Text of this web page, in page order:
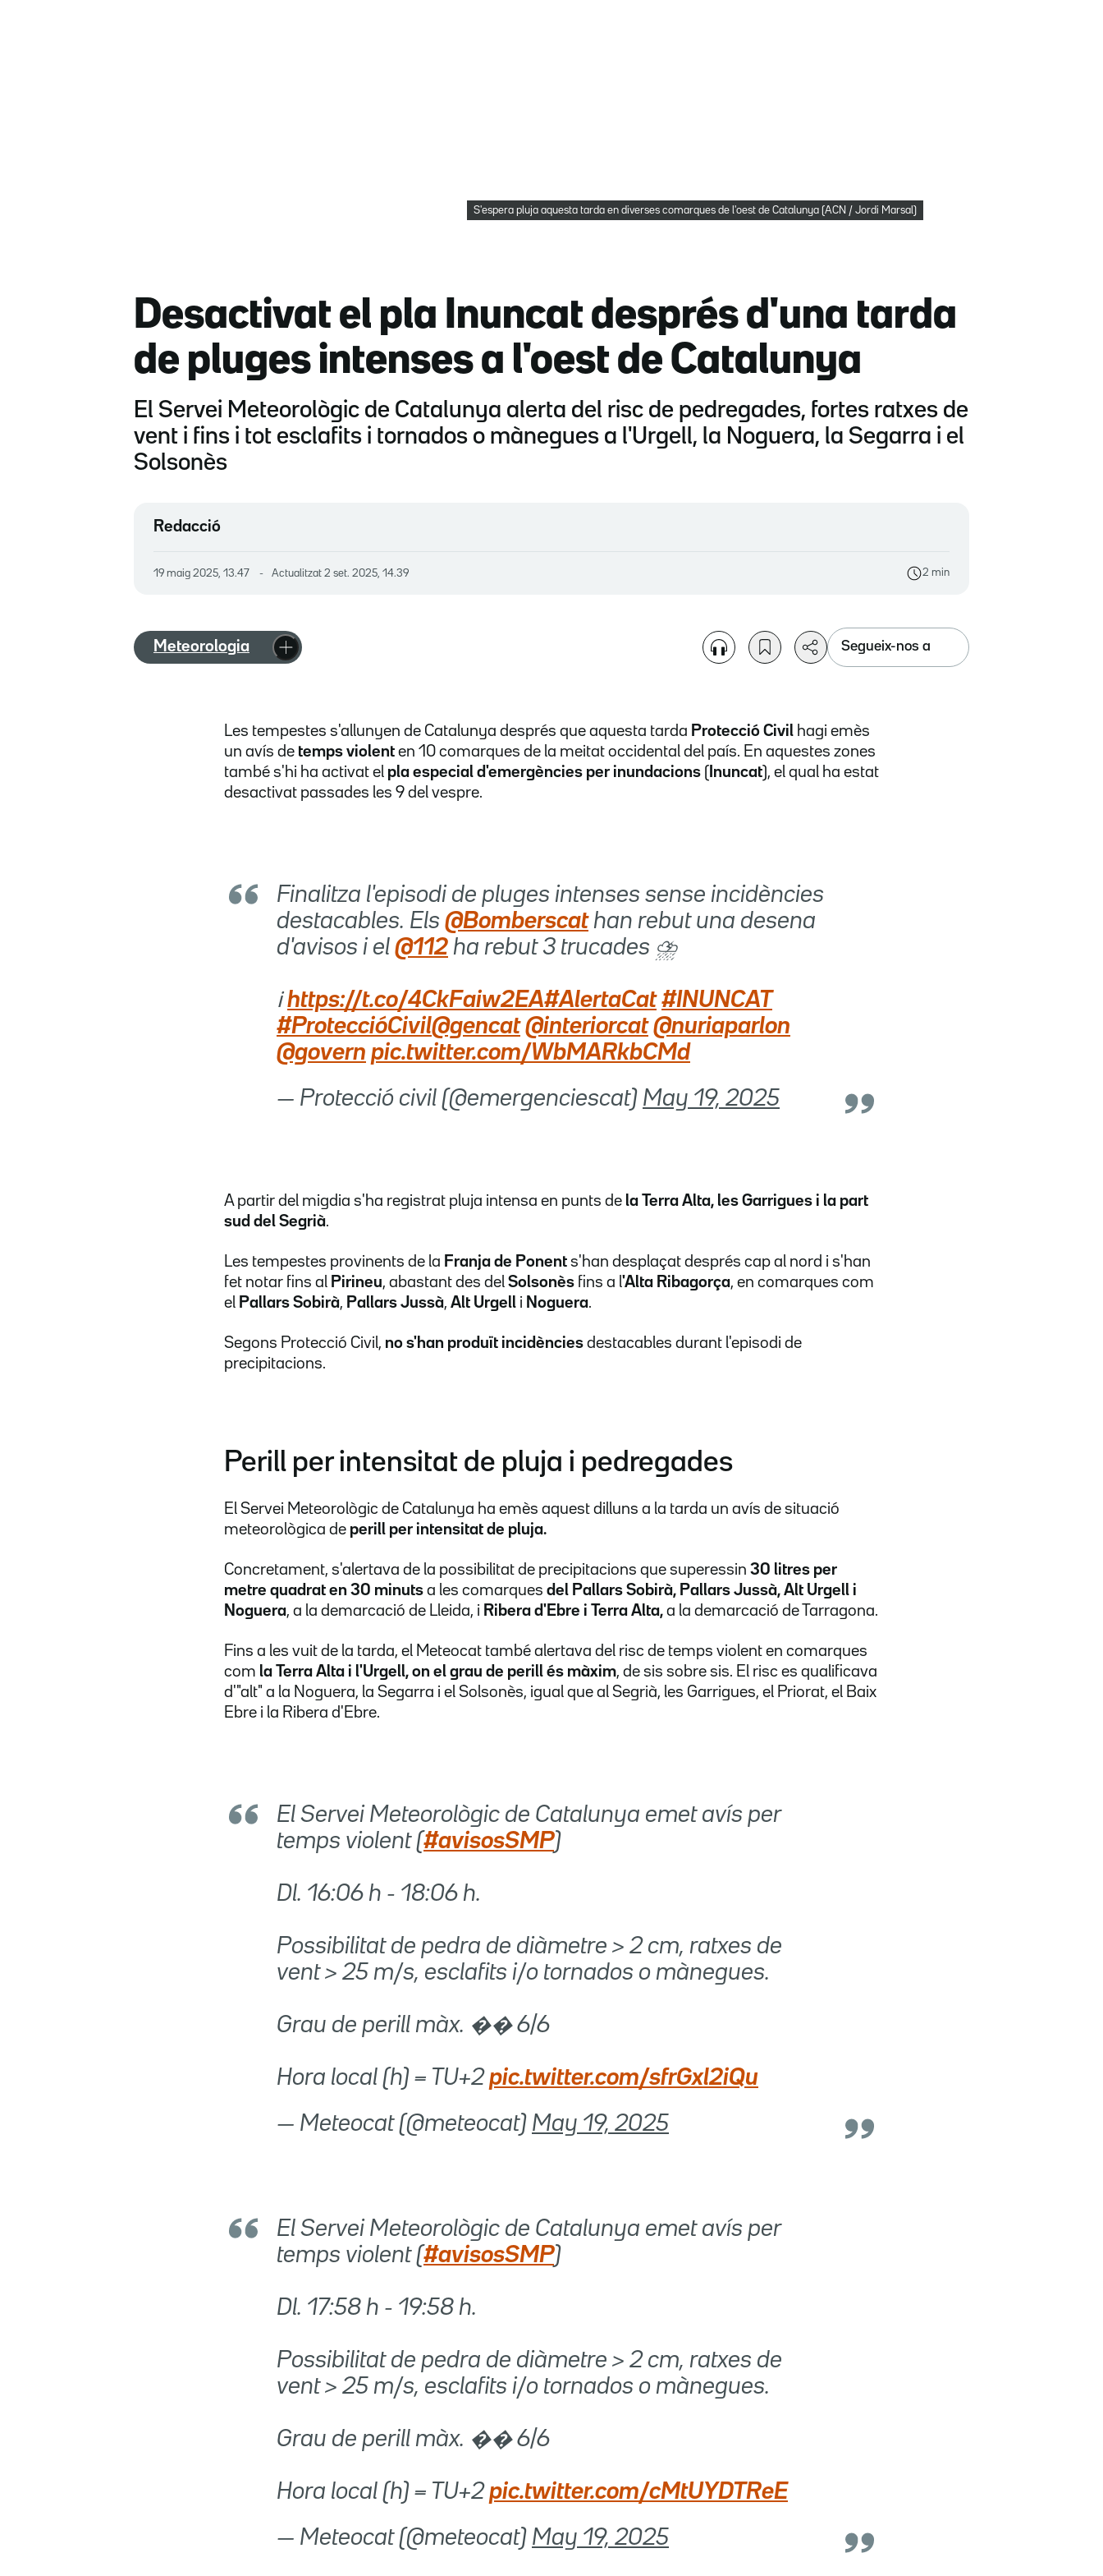
S'espera pluja aquesta tarda en diverses comarques de l'oest de Catalunya (ACN / Jordi Marsal)
Desactivat el pla Inuncat després d'una tarda
de pluges intenses a l'oest de Catalunya
El Servei Meteorològic de Catalunya alerta del risc de pedregades, fortes ratxes de
vent i fins i tot esclafits i tornados o mànegues a l'Urgell, la Noguera, la Segarra i el
Solsonès
Redacció
19 maig 2025, 13.47 Actualitzat 2 set. 2025, 14.39 2 min
Meteorologia Segueix-nos a
Les tempestes s'allunyen de Catalunya després que aquesta tarda Protecció Civil hagi emès
un avís de temps violent en 10 comarques de la meitat occidental del país. En aquestes zones
també s'hi ha activat el pla especial d'emergències per inundacions ( Inuncat), el qual ha estat
desactivat passades les 9 del vespre.
Finalitza l'episodi de pluges intenses sense incidències
destacables. Els @Bomberscathan rebut una desena
d'avisos i el @112 ha rebut 3 trucades ⛈️
ℹ️https://t.co/4CkFaiw2EA#AlertaCat #INUNCAT
#ProteccióCivil@gencat @interiorcat @nuriaparlon
@govern pic.twitter.com/WbMARkbCMd
— Protecció civil (@emergenciescat) May 19, 2025
A partir del migdia s'ha registrat pluja intensa en punts de la Terra Alta, les Garrigues i la part
sud del Segrià.
Les tempestes provinents de la Franja de Ponent s'han desplaçat després cap al nord i s'han
fet notar fins al Pirineu, abastant des del Solsonès fins a l'Alta Ribagorça, en comarques com
el Pallars Sobirà, Pallars Jussà, Alt Urgell i Noguera.
Segons Protecció Civil, no s'han produït incidències destacables durant l'episodi de
precipitacions.
Perill per intensitat de pluja i pedregades
El Servei Meteorològic de Catalunya ha emès aquest dilluns a la tarda un avís de situació
meteorològica de perill per intensitat de pluja.
Concretament, s'alertava de la possibilitat de precipitacions que superessin 30 litres per
metre quadrat en 30 minuts a les comarques del Pallars Sobirà, Pallars Jussà, Alt Urgell i
Noguera, a la demarcació de Lleida, i Ribera d'Ebre i Terra Alta, a la demarcació de Tarragona.
Fins a les vuit de la tarda, el Meteocat també alertava del risc de temps violent en comarques
com la Terra Alta i l'Urgell, on el grau de perill és màxim, de sis sobre sis. El risc es qualificava
d'"alt" a la Noguera, la Segarra i el Solsonès, igual que al Segrià, les Garrigues, el Priorat, el Baix
Ebre i la Ribera d'Ebre.
El Servei Meteorològic de Catalunya emet avís per
temps violent (#avisosSMP)
Dl. 16:06 h - 18:06 h.
Possibilitat de pedra de diàmetre > 2 cm, ratxes de
vent > 25 m/s, esclafits i/o tornados o mànegues.
Grau de perill màx. �� 6/6
Hora local (h) = TU+2pic.twitter.com/sfrGxl2iQu
— Meteocat (@meteocat) May 19, 2025
El Servei Meteorològic de Catalunya emet avís per
temps violent (#avisosSMP)
Dl. 17:58 h - 19:58 h.
Possibilitat de pedra de diàmetre > 2 cm, ratxes de
vent > 25 m/s, esclafits i/o tornados o mànegues.
Grau de perill màx. �� 6/6
Hora local (h) = TU+2pic.twitter.com/cMtUYDTReE
— Meteocat (@meteocat) May 19, 2025